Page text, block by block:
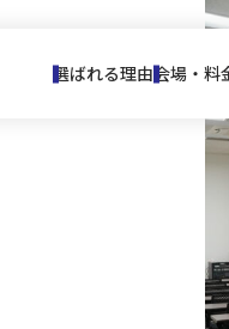
選ばれる理由会場・料